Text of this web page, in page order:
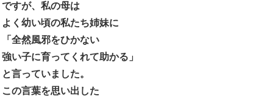
ですが、私の母は
よく幼い頃の私たち姉妹に
「全然風邪をひかない
強い子に育ってくれて助かる」
と言っていました。
この言葉を思い出した